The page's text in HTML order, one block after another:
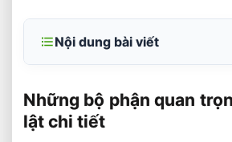
Nội dung bài viết
chi tiết
Động cơ xe xúc lật Trung
Những bộ phận quan
lật chi tiết